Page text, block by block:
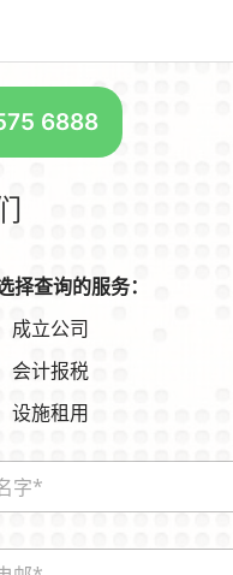
6888
择查询的服务：
成立公司
会计报税
设施租用